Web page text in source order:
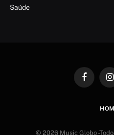
Saúde
Facebook
© 2026 Music Globo -